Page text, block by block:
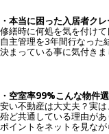
・本当に困った入居者ク
修繕時に何処を気を付け
自主管理を3年間行なった
決まっている事に気付きま
・空室率99%こんな物件
安い不動産は大丈夫？実
殆ど共通している理由が
ポイントをネットを見なが